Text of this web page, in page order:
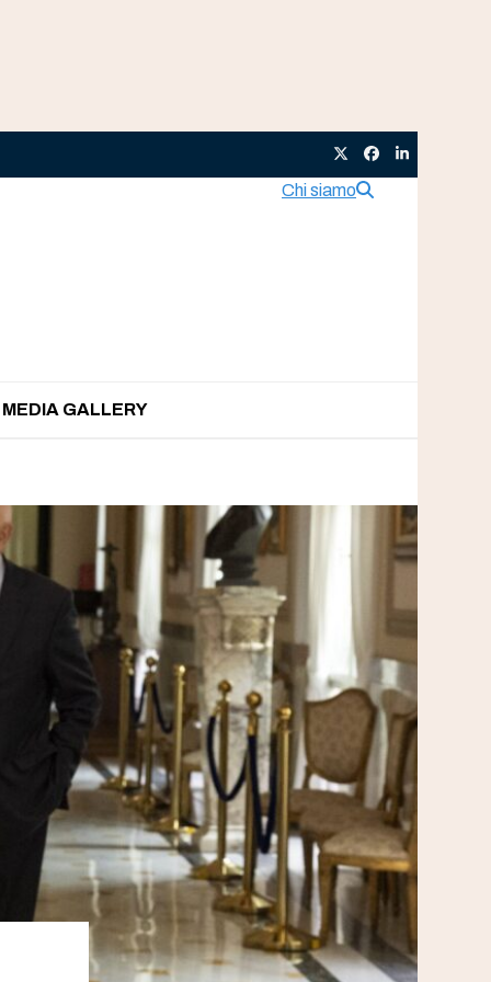
TwitterFacebook
LinkedIn
Chi siamo
MEDIA GALLERY